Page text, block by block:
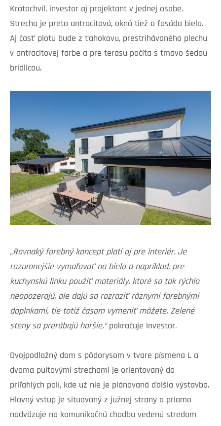
Kratochvíl, investor aj projektant v jednej osobe.
Strecha je preto antracitová, okná tiež a fasáda biela.
Aj časť plotu bude z ťahokovu, prestrihávaného plechu
v antracitovej farbe a pre terasu počíta s tmavo šedou
bridlicou.
„Rovnaký farebný koncept platí aj pre interiér. Je
rozumnejšie vymaľovať na bielo a napríklad, pre
kuchynskú linku použiť materiály, ktoré sa tak rýchlo
neopozerajú, ale dajú sa rozraziť rôznymi farebnými
doplnkami, tie totiž časom vymeniť môžete. Zelené
steny sa prerábajú horšie,“ pokračuje investor.
Dvojpodlažný dom s pôdorysom v tvare písmena L a
dvoma pultovými strechami je orientovaný do
priľahlých polí, kde už nie je plánovaná ďalšia výstavba.
Hlavný vstup je situovaný z južnej strany a priamo
nadväzuje na komunikačnú chodbu vedenú stredom